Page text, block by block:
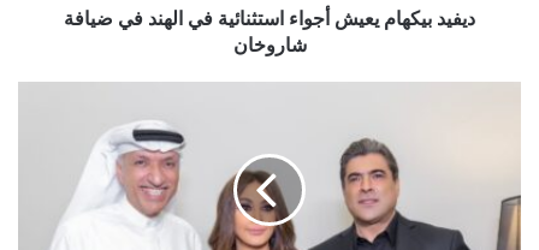
شاروخانديفيد بيكهام يعيش أجواء استثنائية في الهند في ضيافة
شاروخان
الجمهور
في
أولى